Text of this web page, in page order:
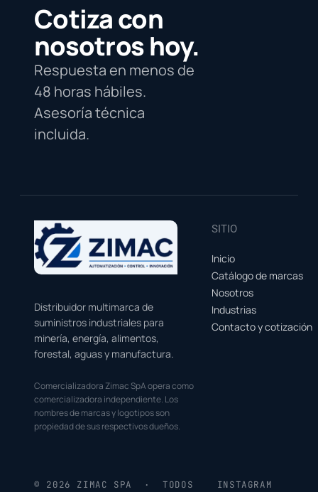
Cotiza con
nosotros hoy.
Respuesta en menos de
48 horas hábiles.
Asesoría técnica
incluida.
Distribuidor multimarca de
suministros industriales para
minería, energía, alimentos,
forestal, aguas y manufactura.
Comercializadora Zimac SpA opera como
comercializadora independiente. Los
nombres de marcas y logotipos son
propiedad de sus respectivos dueños.
SITIO
Inicio
Catálogo de marcas
Nosotros
Industrias
Contacto y cotización
© 2026 ZIMAC SPA · TODOS
INSTAGRAM